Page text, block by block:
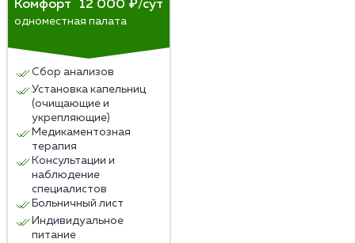
Комфорт 12 000 ₽/сут
одноместная палата
Сбор анализов
Установка капельниц
(очищающие и
укрепляющие)
Медикаментозная
терапия
Консультации и
наблюдение
специалистов
Больничный лист
Индивидуальное
питание